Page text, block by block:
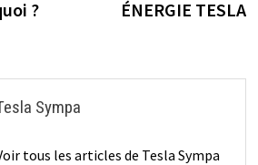
?
ÉNERGIE TESLA
Sympa
tous les articles de Tesla Sympa